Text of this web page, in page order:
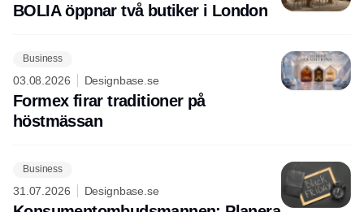
BOLIA öppnar två butiker i London
Business
03.08.2026 Designbase.se
Formex firar traditioner på
höstmässan
Business
31.07.2026 Designbase.se